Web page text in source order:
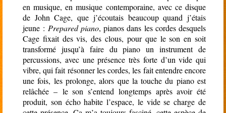
en musique, en musique contemporaine, avec ce disque
de John Cage, que j’écoutais beaucoup quand j’étais
jeune : Prepared piano, pianos dans les cordes desquels
Cage fixait des vis, des clous, pour que le son en soit
transformé jusqu’à faire du piano un instrument de
percussions, avec une présence très forte d’un vide qui
vibre, qui fait résonner les cordes, les fait entendre encore
une fois, les prolonge, alors que la touche du piano est
relâchée – le son s’entend longtemps après avoir été
produit, son écho habite l’espace, le vide se charge de